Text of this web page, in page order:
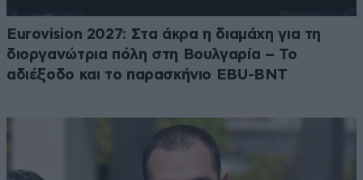
Eurovision 2027: Στα άκρα η διαμάχη για τη
διοργανώτρια πόλη στη Βουλγαρία – Το
αδιέξοδο και το παρασκήνιο EBU-BNT